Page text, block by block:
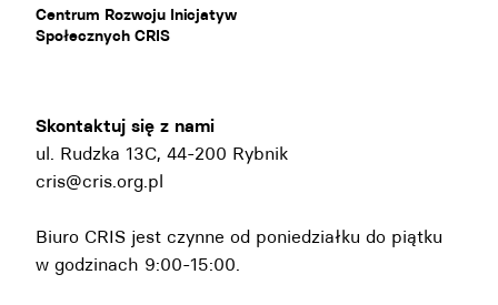
Centrum Rozwoju Inicjatyw
Społecznych CRIS
Skontaktuj się z nami
ul. Rudzka 13C, 44-200 Rybnik
cris@cris.org.pl
Biuro CRIS jest czynne od poniedziałku do piątku
w godzinach 9:00-15:00.